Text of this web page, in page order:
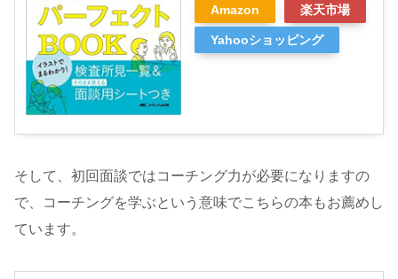
Amazon 楽天市場
Yahooショッピング
そして、初回面談ではコーチング力が必要になりますの
で、コーチングを学ぶという意味でこちらの本もお薦めし
ています。